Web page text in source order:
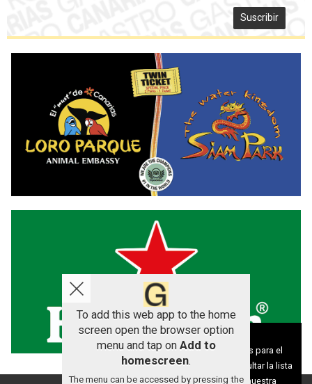
Suscribir
To add this web app to the home
screen open the browser option
menu and tap on Add to
homescreen.
The menu can be accessed by pressing the
Aviso sobre el Uso de cookies:
Utilizamos cookies nuestras y de terceros para el
funcionamiento del digital. Puedes consultar la lista
de cookies y como desconectarlas. Ver nuestra